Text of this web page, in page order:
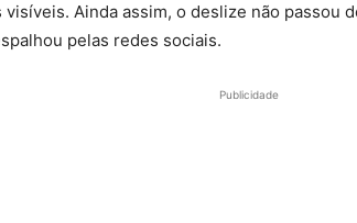
visíveis. Ainda assim, o deslize não passou
pelas redes sociais.
Publicidade